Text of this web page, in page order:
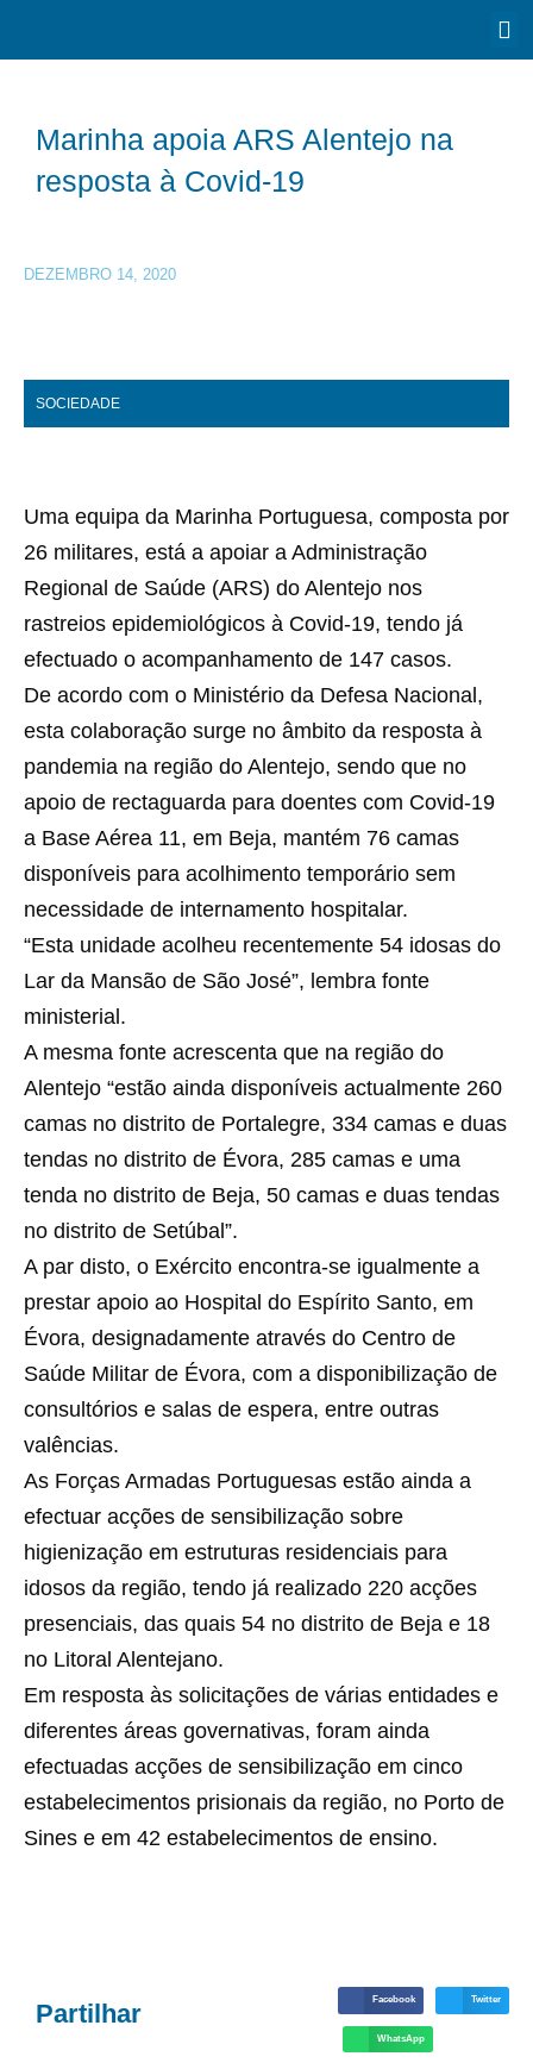
Marinha apoia ARS Alentejo na
resposta à Covid-19
DEZEMBRO 14, 2020
SOCIEDADE
Uma equipa da Marinha Portuguesa, composta por
26 militares, está a apoiar a Administração
Regional de Saúde (ARS) do Alentejo nos
rastreios epidemiológicos à Covid-19, tendo já
efectuado o acompanhamento de 147 casos.
De acordo com o Ministério da Defesa Nacional,
esta colaboração surge no âmbito da resposta à
pandemia na região do Alentejo, sendo que no
apoio de rectaguarda para doentes com Covid-19
a Base Aérea 11, em Beja, mantém 76 camas
disponíveis para acolhimento temporário sem
necessidade de internamento hospitalar.
“Esta unidade acolheu recentemente 54 idosas do
Lar da Mansão de São José”, lembra fonte
ministerial.
A mesma fonte acrescenta que na região do
Alentejo “estão ainda disponíveis actualmente 260
camas no distrito de Portalegre, 334 camas e duas
tendas no distrito de Évora, 285 camas e uma
tenda no distrito de Beja, 50 camas e duas tendas
no distrito de Setúbal”.
A par disto, o Exército encontra-se igualmente a
prestar apoio ao Hospital do Espírito Santo, em
Évora, designadamente através do Centro de
Saúde Militar de Évora, com a disponibilização de
consultórios e salas de espera, entre outras
valências.
As Forças Armadas Portuguesas estão ainda a
efectuar acções de sensibilização sobre
higienização em estruturas residenciais para
idosos da região, tendo já realizado 220 acções
presenciais, das quais 54 no distrito de Beja e 18
no Litoral Alentejano.
Em resposta às solicitações de várias entidades e
diferentes áreas governativas, foram ainda
efectuadas acções de sensibilização em cinco
estabelecimentos prisionais da região, no Porto de
Sines e em 42 estabelecimentos de ensino.
Partilhar Facebook Twitter
WhatsApp